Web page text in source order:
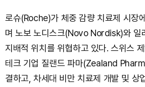
로슈(Roche)가 체중 감량 치료제 시장
며 노보 노디스크(Novo Nordisk)와 일
지배적 위치를 위협하고 있다. 스위스
테크 기업 질랜드 파마(Zealand
결하고, 차세대 비만 치료제 개발 및 상